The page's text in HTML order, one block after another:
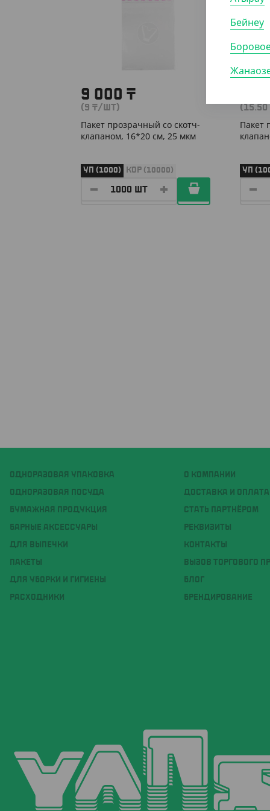
9 000 ₸
(9 ₸/ШТ)
Пакет прозрачный со скотч-
клапаном, 16*20 см, 25 мкм
УП (1000) КОР (10000)
(15.50
Пакет
УП
ОДНОРАЗОВАЯ УПАКОВКА
ОДНОРАЗОВАЯ ПОСУДА
БУМАЖНАЯ ПРОДУКЦИЯ
БАРНЫЕ АКСЕССУАРЫ
ДЛЯ ВЫПЕЧКИ
ПАКЕТЫ
ДЛЯ УБОРКИ И ГИГИЕНЫ
РАСХОДНИКИ
О КОМПАНИИ
ДОСТАВКА И ОПЛАТА
СТАТЬ ПАРТНЁРОМ
РЕКВИЗИТЫ
КОНТАКТЫ
ВЫЗОВ ТОРГОВОГО
БЛОГ
БРЕНДИРОВАНИЕ
Бейнеу